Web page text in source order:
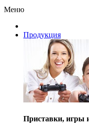
Меню
Продукция
Приставки, игры